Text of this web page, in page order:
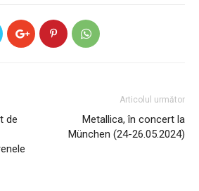
de
Articolul următor
Metallica, în concert la
München (24-26.05.2024)